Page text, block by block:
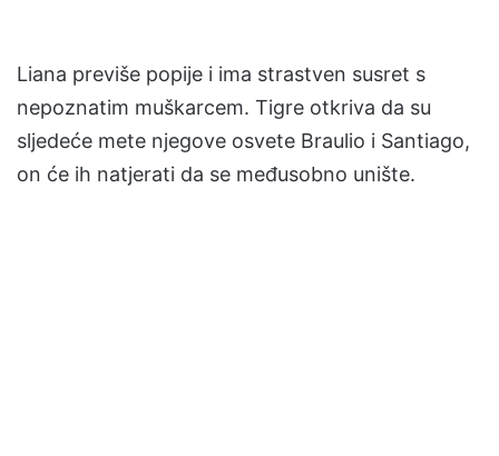
Liana previše popije i ima strastven susret s
nepoznatim muškarcem. Tigre otkriva da su
sljedeće mete njegove osvete Braulio i Santiago,
on će ih natjerati da se međusobno unište.